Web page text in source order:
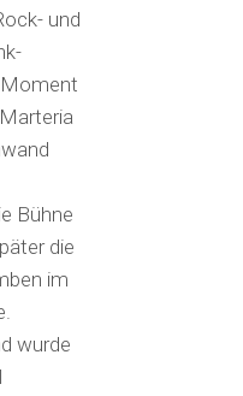
und
Bühne
die
im
wurde